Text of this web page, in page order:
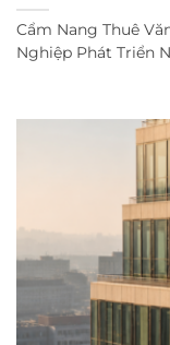
Cẩm Nang Thuê
Nghiệp Phát Triển